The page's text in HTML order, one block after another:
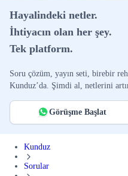
Hayalindeki netler.
İhtiyacın olan her şey.
Tek platform.
Soru çözüm, yayın seti, birebir
Kunduz’da. Şimdi al, netlerini
Görüşme Başlat
Kunduz
Sorular